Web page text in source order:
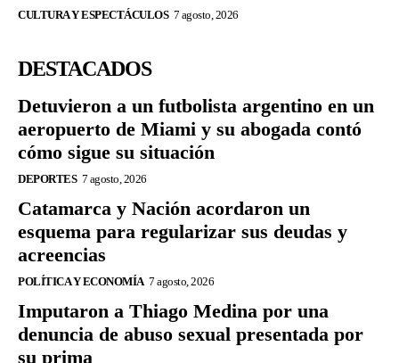
CULTURA Y ESPECTÁCULOS 7 agosto, 2026
DESTACADOS
Detuvieron a un futbolista argentino en un
aeropuerto de Miami y su abogada contó
cómo sigue su situación
DEPORTES 7 agosto, 2026
Catamarca y Nación acordaron un
esquema para regularizar sus deudas y
acreencias
POLÍTICA Y ECONOMÍA 7 agosto, 2026
Imputaron a Thiago Medina por una
denuncia de abuso sexual presentada por
su prima